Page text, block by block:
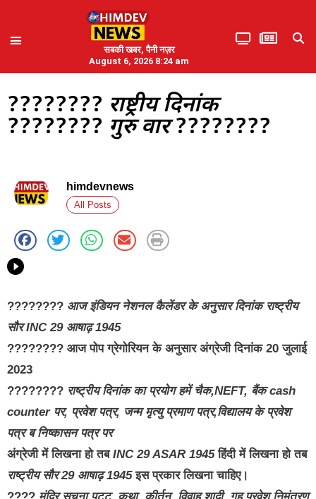
सबकी खबर, पैनी नज़र
August 6, 2026 8:24 am
???????? राष्ट्रीय दिनांक
???????? गुरु वार????????
himdevnews
All Posts
???????? आज इंडियन नेशनल कैलेंडर के अनुसार दिनांक राष्ट्रीय
सौर INC 29 आषाढ़ 1945
???????? आज पोप ग्रेगोरियन के अनुसार अंग्रेजी दिनांक 20 जुलाई
2023
???????? राष्ट्रीय दिनांक का प्रयोग हमें चैक,NEFT, बैंक cash
counter पर, प्रवेश पत्र, जन्म मृत्यु प्रमाण पत्र,विद्यालय के प्रवेश
पत्र ब निष्कासन पत्र पर
अंग्रेजी में लिखना हो तबINC 29 ASAR 1945हिंदी में लिखना हो तब
राष्ट्रीय सौर 29 आषाढ़ 1945इस प्रकार लिखना चाहिए।
???? मंदिर सूचना पट्ट, कथा, कीर्तन, विवाह शादी, गृह प्रवेश निमंत्रण